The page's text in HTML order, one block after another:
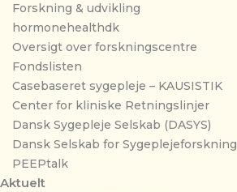
Forskning & udvikling
hormonehealthdk
Oversigt over forskningscentre
Fondslisten
Casebaseret sygepleje – KAUSISTIK
Center for kliniske Retningslinjer
Dansk Sygepleje Selskab (DASYS)
Dansk Selskab for Sygeplejeforskning
PEEPtalk
Aktuelt